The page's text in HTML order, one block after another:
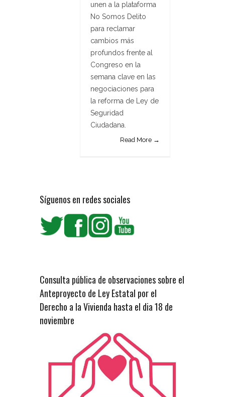
unen a la plataforma
No Somos Delito
para reclamar
cambios más
profundos frente al
Congreso en la
semana clave en las
negociaciones para
la reforma de Ley de
Seguridad
Ciudadana.
Read More →
Síguenos en redes sociales
Consulta pública de observaciones sobre el
Anteproyecto de Ley Estatal por el
Derecho a la Vivienda hasta el dia 18 de
noviembre